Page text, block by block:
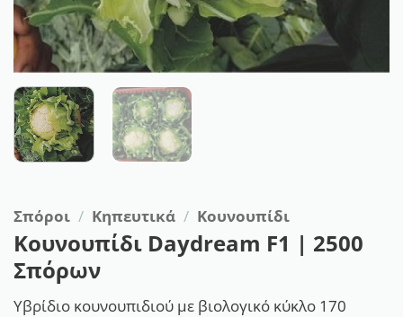
Σπόροι / Κηπευτικά / Κουνουπίδι
Κουνουπίδι Daydream F1 | 2500
Σπόρων
Υβρίδιο κουνουπιδιού με βιολογικό κύκλο 170